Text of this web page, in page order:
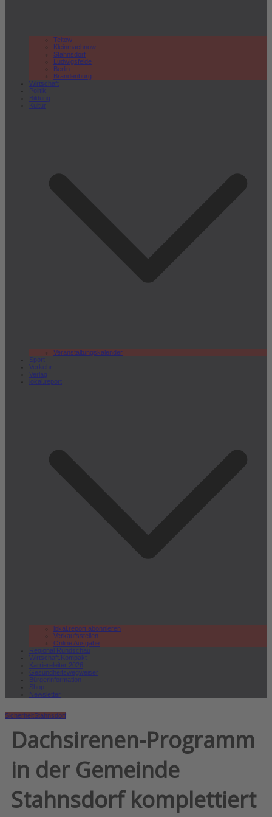
Teltow
Kleinmachnow
Stahnsdorf
Ludwigsfelde
Berlin
Brandenburg
Wirtschaft
Politik
Bildung
Kultur
Veranstaltungskalender
Sport
Verkehr
Verlag
lokal.report
lokal.report abonnieren
Verkaufsstellen
Online Ausgabe
Regional Rundschau
Wirtschaft.Kompakt
Karriereleiter 2026
Gesundheitswegweiser
Bürgerinformation
Shop
Newsletter
SicherheitStahnsdorf
Dachsirenen-Programm
in der Gemeinde
Stahnsdorf komplettiert